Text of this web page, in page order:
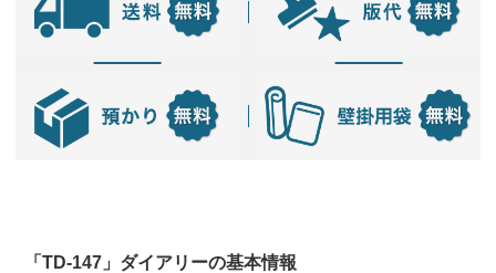
「TD-147」ダイアリーの基本情報